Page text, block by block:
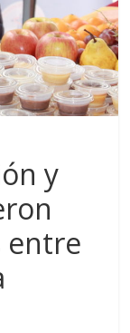
y
entre